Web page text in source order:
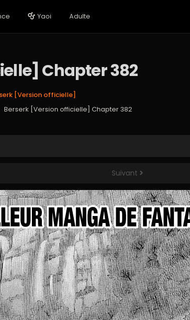
Yaoi Adulte
Chapter 382
[Version officielle]
Berserk [Version officielle] Chapter 382
Suivant